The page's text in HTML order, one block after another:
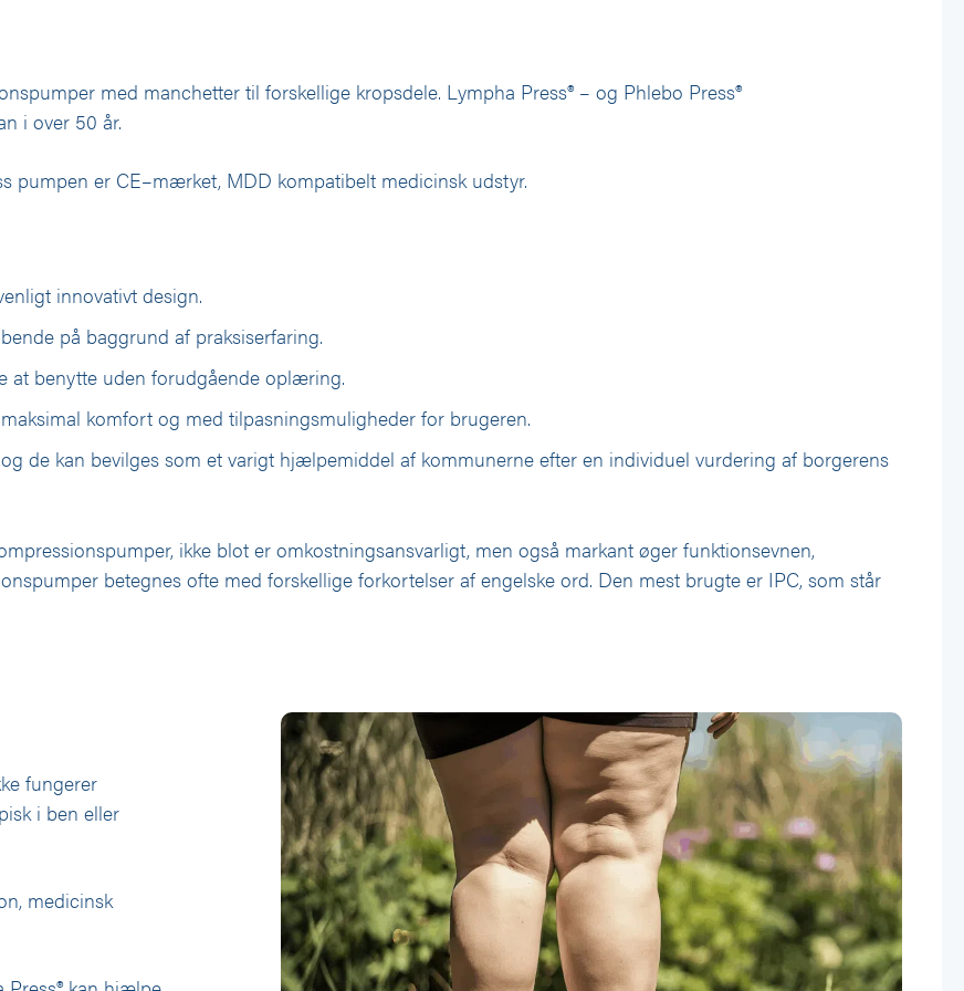
med manchetter til forskellige kropsdele. Lympha Press® – og Phlebo Press®
i over 50 år.
pumpen er CE–mærket, MDD kompatibelt medicinsk udstyr.
innovativt design.
på baggrund af praksiserfaring.
at benytte uden forudgående oplæring.
komfort og med tilpasningsmuligheder for brugeren.
de kan bevilges som et varigt hjælpemiddel af kommunerne efter en individuel vurdering af borgerens
ikke blot er omkostningsansvarligt, men også markant øger funktionsevnen,
betegnes ofte med forskellige forkortelser af engelske ord. Den mest brugte er IPC, som står
fungerer
i ben eller
medicinsk